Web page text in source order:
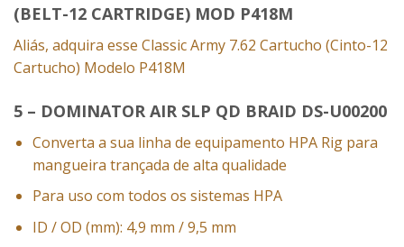
(BELT-12 CARTRIDGE) MOD P418M
Aliás, adquira esse Classic Army 7.62 Cartucho (Cinto-12
Cartucho) Modelo P418M
5 – DOMINATOR AIR SLP QD BRAID DS-U00200
Converta a sua linha de equipamento HPA Rig para
mangueira trançada de alta qualidade
Para uso com todos os sistemas HPA
ID / OD (mm): 4,9 mm / 9,5 mm